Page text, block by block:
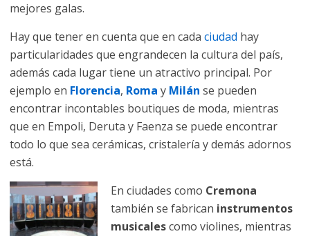
mejores galas.
Hay que tener en cuenta que en cada ciudad hay
particularidades que engrandecen la cultura del país,
además cada lugar tiene un atractivo principal. Por
ejemplo en Florencia, Roma y Milán se pueden
encontrar incontables boutiques de moda, mientras
que en Empoli, Deruta y Faenza se puede encontrar
todo lo que sea cerámicas, cristalería y demás adornos
está.
En ciudades como Cremona
también se fabrican instrumentos
musicalescomo violines, mientras